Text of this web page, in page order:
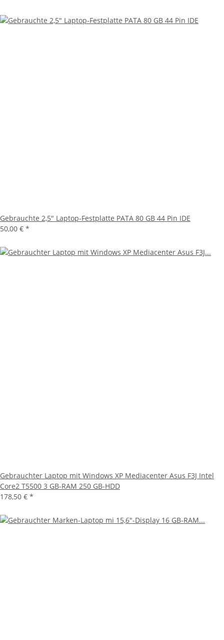
Gebrauchte 2,5" Laptop-Festplatte PATA 80 GB 44 Pin IDE
50,00 € *
Gebrauchter Laptop mit Windows XP Mediacenter Asus F3J Intel
Core2 T5500 3 GB-RAM 250 GB-HDD
178,50 € *